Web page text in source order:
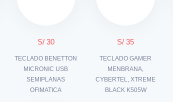
S/ 30
TECLADO BENETTON
MICRONIC USB
SEMIPLANAS
OFIMATICA
S/ 35
TECLADO GAMER
MENBRANA,
CYBERTEL, XTREME
BLACK K505W